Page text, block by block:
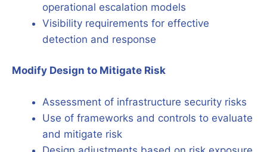
operational escalation models
Visibility requirements for effective
detection and response
Modify Design to Mitigate Risk
Assessment of infrastructure security risks
Use of frameworks and controls to evaluate
and mitigate risk